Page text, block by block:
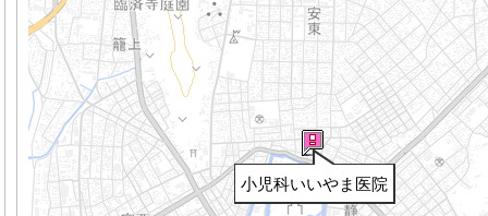
小児科いいやま医院